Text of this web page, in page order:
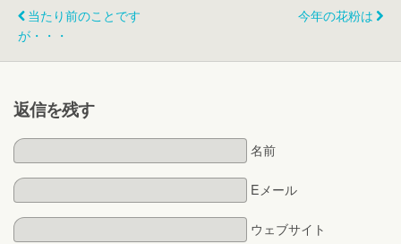
当たり前のことです
が・・・
今年の花粉は
返信を残す
名前
Eメール
ウェブサイト